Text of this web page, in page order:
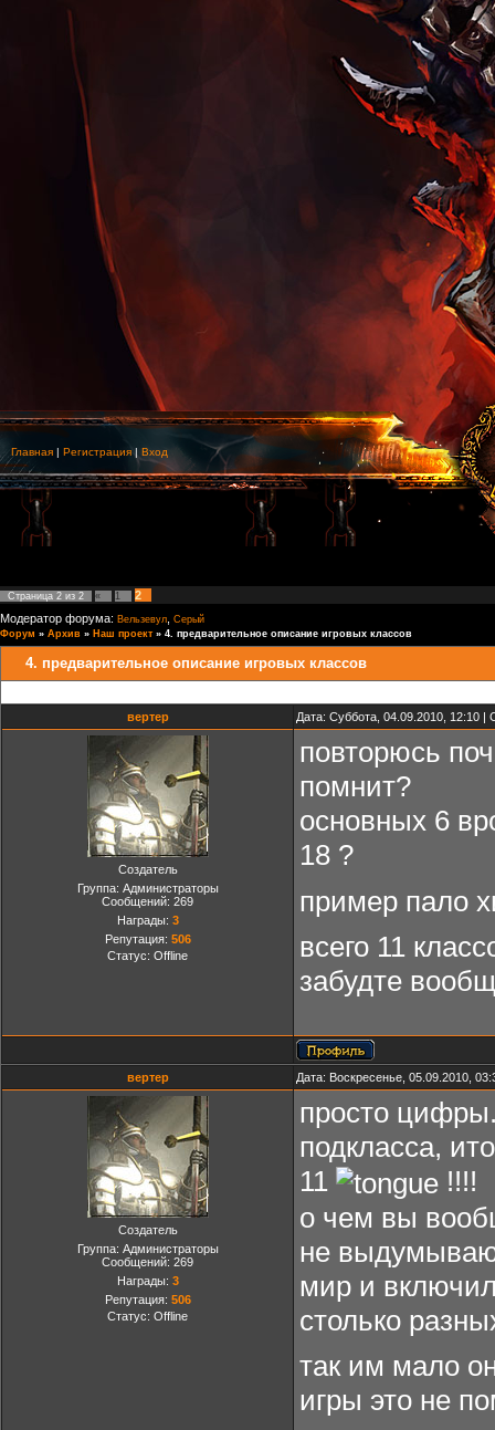
Главная | Регистрация | Вход
Страница 2 из 2 « 1
2
Модератор форума: Вельзевул Серый
Форум » Архив » Наш проект » 4. предварительное описание игровых классов
4. предварительное описание игровых классов
вертер Дата: Суббота, 04.09.2010, 12:10
Создатель
Группа: Администраторы
Сообщений: 269
Награды: 3
Репутация: 506
Статус: Offline
повторюсь
помнит?
основных 6
18 ?
пример пало
всего 11
забудте
вертер Дата: Воскресенье, 05.09.2010,
Создатель
Группа: Администраторы
Сообщений: 269
Награды: 3
Репутация: 506
Статус: Offline
просто
подкласса,
11
!!!!
о чем вы
не
мир и включил
столько
так им мало
игры это не